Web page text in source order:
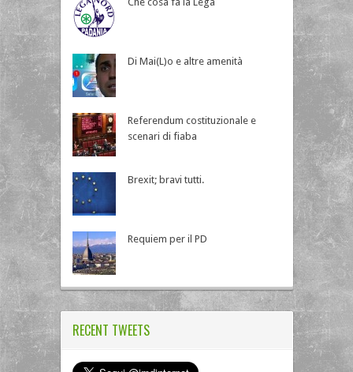
Di Mai(L)o e altre amenità
Referendum costituzionale e
scenari di fiaba
Brexit; bravi tutti.
Requiem per il PD
RECENT TWEETS